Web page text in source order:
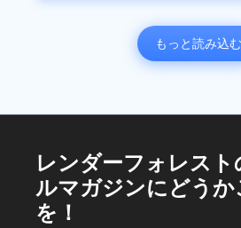
もっと読み込む
レンダーフォレスト
ルマガジンにどうか
を！